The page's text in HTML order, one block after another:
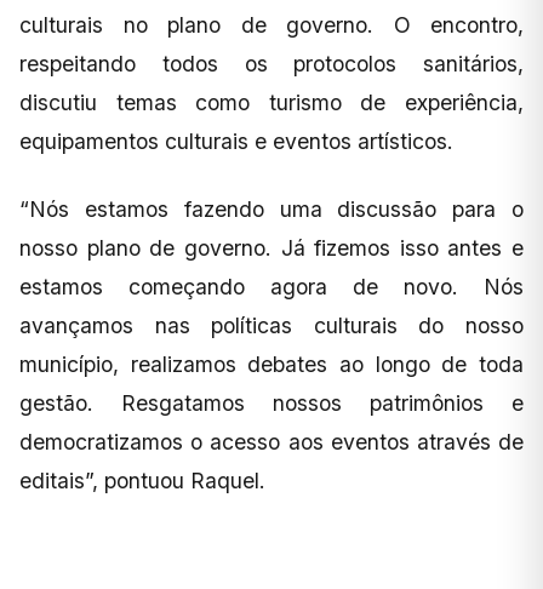
culturais no plano de governo. O encontro,
respeitando todos os protocolos sanitários,
discutiu temas como turismo de experiência,
equipamentos culturais e eventos artísticos.
“Nós estamos fazendo uma discussão para o
nosso plano de governo. Já fizemos isso antes e
estamos começando agora de novo. Nós
avançamos nas políticas culturais do nosso
município, realizamos debates ao longo de toda
gestão. Resgatamos nossos patrimônios e
democratizamos o acesso aos eventos através de
editais”, pontuou Raquel.